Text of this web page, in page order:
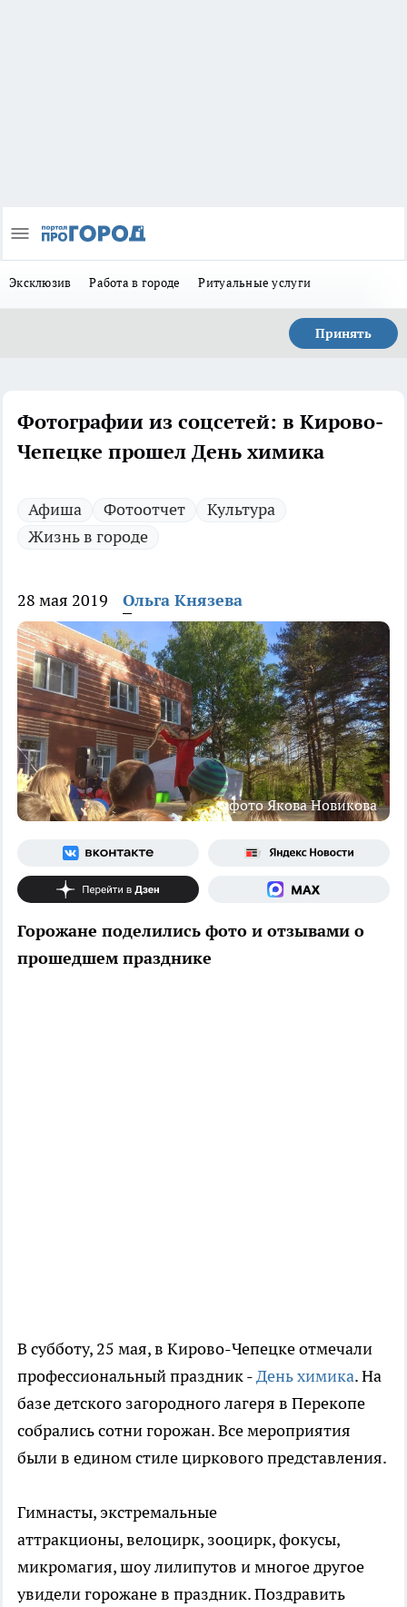
Эксклюзив Работа в городе Ритуальные услуги
Принять
Фотографии из соцсетей: в Кирово-
Чепецке прошел День химика
Афиша Фотоотчет
Культура
Жизнь в городе
28 мая 2019 Ольга Князева
фото Якова Новикова
Горожане поделились фото и отзывами о
прошедшем празднике
В субботу, 25 мая, в Кирово-Чепецке отмечали
профессиональный праздник -День химика. На
базе детского загородного лагеря в Перекопе
собрались сотни горожан. Все мероприятия
были в едином стиле циркового представления.
Гимнасты, экстремальные
аттракционы, велоцирк, зооцирк, фокусы,
микромагия, шоу лилипутов и многое другое
увидели горожане в праздник. Поздравить